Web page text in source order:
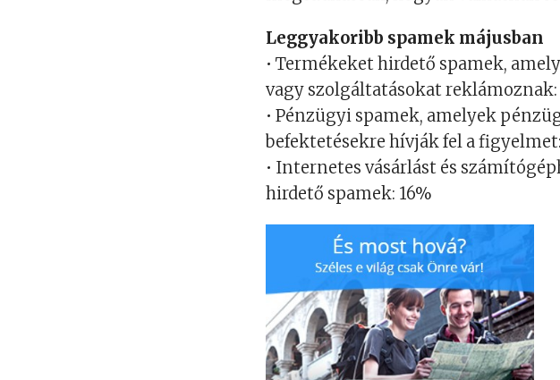
Leggyakoribb spamek májusban
• Termékeket hirdető spamek,
vagy szolgáltatásokat reklámoznak:
• Pénzügyi spamek, amelyek
befektetésekre hívják fel a
• Internetes vásárlást és
hirdető spamek: 16%